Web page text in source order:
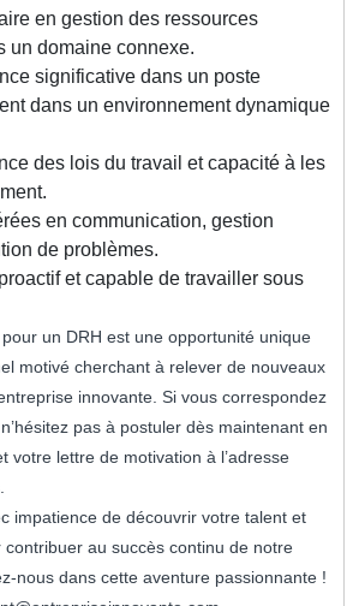
en gestion des ressources
un domaine connexe.
significative dans un poste
dans un environnement dynamique
des lois du travail et capacité à les
en communication, gestion
de problèmes.
et capable de travailler sous
un DRH est une opportunité unique
motivé cherchant à relever de nouveaux
innovante. Si vous correspondez
pas à postuler dès maintenant en
votre lettre de motivation à l’adresse
impatience de découvrir votre talent et
au succès continu de notre
nous dans cette aventure passionnante !